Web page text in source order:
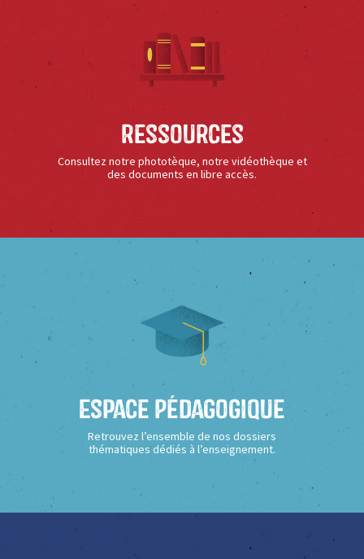
Ressources
Consultez notre phototèque, notre vidéothèque et
des documents en libre accès.
Espace Pédagogique
Retrouvez l’ensemble de nos dossiers
thématiques dédiés à l’enseignement.